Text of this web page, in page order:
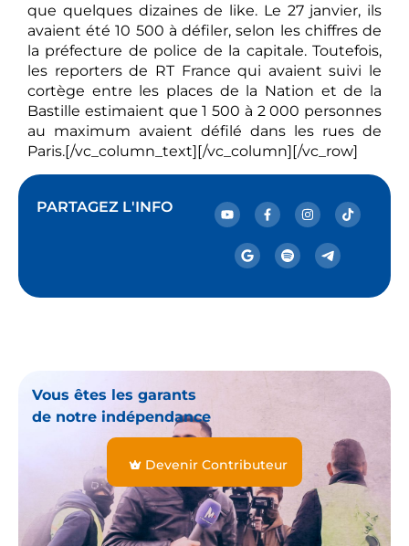
que quelques dizaines de like. Le 27 janvier, ils
avaient été 10 500 à défiler, selon les chiffres de
la préfecture de police de la capitale. Toutefois,
les reporters de RT France qui avaient suivi le
cortège entre les places de la Nation et de la
Bastille estimaient que 1 500 à 2 000 personnes
au maximum avaient défilé dans les rues de
Paris.[/vc_column_text][/vc_column][/vc_row]
PARTAGEZ L'INFO
Vous êtes les garants
de notre indépendance
Devenir Contributeur